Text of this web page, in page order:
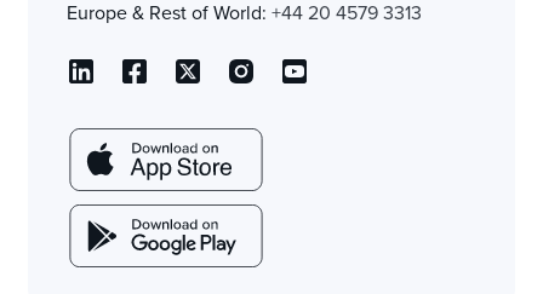
Europe & Rest of World: +44 20 4579 3313